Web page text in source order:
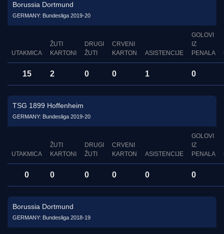
Borussia Dortmund
GERMANY: Bundesliga 2019-20
UTAKMICA
ŽUTI
KARTONI
DRUGI
ŽUTI
CRVENI
KARTON
ASISTENCIJE
GOLOVI
IZ
PENALA
15 2 0 0 1 0
TSG 1899 Hoffenheim
GERMANY: Bundesliga 2019-20
UTAKMICA
ŽUTI
KARTONI
DRUGI
ŽUTI
CRVENI
KARTON
ASISTENCIJE
GOLOVI
IZ
PENALA
0 0 0 0 0 0
Borussia Dortmund
GERMANY: Bundesliga 2018-19